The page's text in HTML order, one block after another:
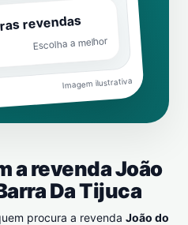
revendas
Escolha a melhor
Imagem ilustrativa
a revenda João
Da Tijuca
procura a revenda João do